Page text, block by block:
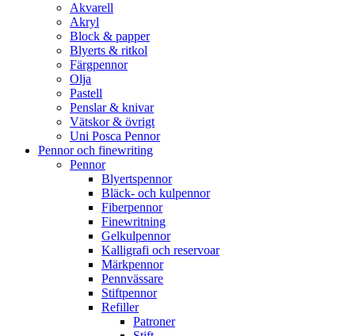
Akvarell
Akryl
Block & papper
Blyerts & ritkol
Färgpennor
Olja
Pastell
Penslar & knivar
Vätskor & övrigt
Uni Posca Pennor
Pennor och finewriting
Pennor
Blyertspennor
Bläck- och kulpennor
Fiberpennor
Finewritning
Gelkulpennor
Kalligrafi och reservoar
Märkpennor
Pennvässare
Stiftpennor
Refiller
Patroner